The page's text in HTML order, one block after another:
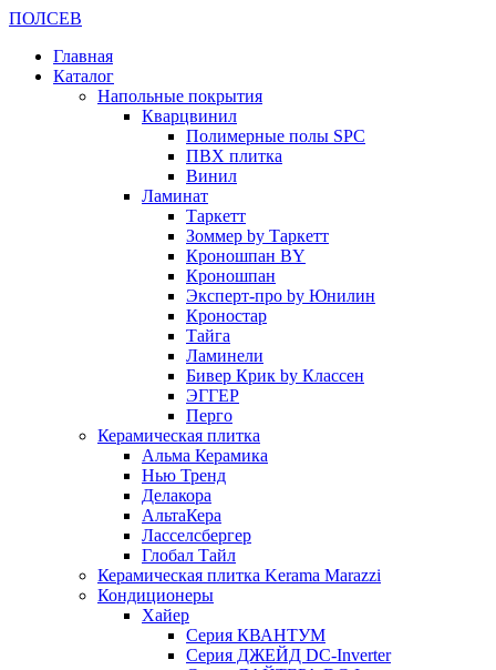
ПОЛСЕВ
Главная
Каталог
Напольные покрытия
Кварцвинил
Полимерные полы SPC
ПВХ плитка
Винил
Ламинат
Таркетт
Зоммер by Таркетт
Кроношпан BY
Кроношпан
Эксперт-про by Юнилин
Кроностар
Тайга
Ламинели
Бивер Крик by Классен
ЭГГЕР
Перго
Керамическая плитка
Альма Керамика
Нью Тренд
Делакора
АльтаКера
Ласселсбергер
Глобал Тайл
Керамическая плитка Kerama Marazzi
Кондиционеры
Хайер
Серия КВАНТУМ
Серия ДЖЕЙД DC-Inverter